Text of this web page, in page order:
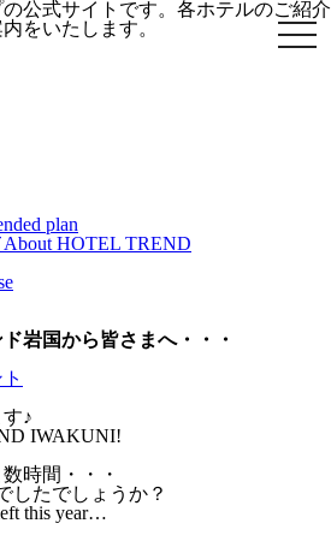
公式サイトです。各ホテルのご紹介
をいたします。
plan
About HOTEL TREND
岩国から皆さまへ・・・
♪
IWAKUNI!
時間・・・
したでしょうか？
this year…